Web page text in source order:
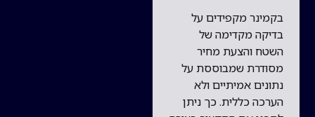
בקמינר מקפידים על
בדיקה מקדימה של
השטח והצעת מחיר
מסודרת שמבוססת על
נתונים אמיתיים ולא
הערכה כללית. כך ניתן